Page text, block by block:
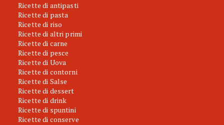
Ricette di antipasti
Ricette di pasta
Ricette di riso
Ricette di altri primi
Ricette di carne
Ricette di pesce
Ricette di Uova
Ricette di contorni
Ricette di Salse
Ricette di dessert
Ricette di drink
Ricette di spuntini
Ricette di conserve